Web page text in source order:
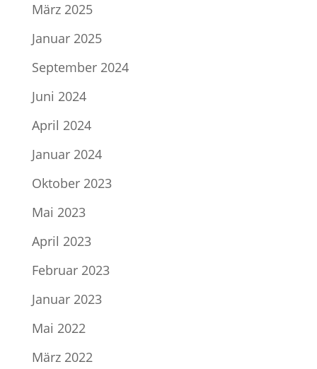
März 2025
Januar 2025
September 2024
Juni 2024
April 2024
Januar 2024
Oktober 2023
Mai 2023
April 2023
Februar 2023
Januar 2023
Mai 2022
März 2022